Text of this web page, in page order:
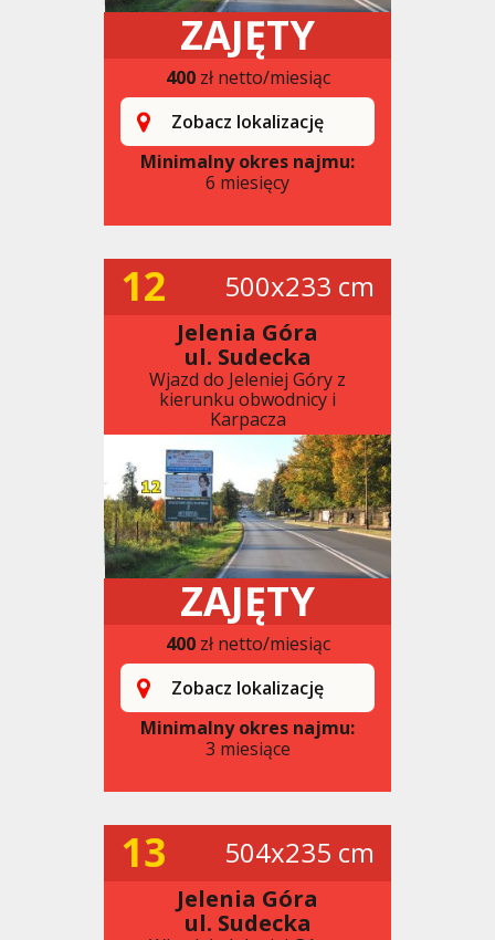
ZAJĘTY
400zł netto/miesiąc
Zobacz lokalizację
Minimalny okres najmu:
6 miesięcy
12 500x233 cm
Jelenia Góra
ul. Sudecka
Wjazd do Jeleniej Góry z
kierunku obwodnicy i
Karpacza
ZAJĘTY
400zł netto/miesiąc
Zobacz lokalizację
Minimalny okres najmu:
3 miesiące
13 504x235 cm
Jelenia Góra
ul. Sudecka